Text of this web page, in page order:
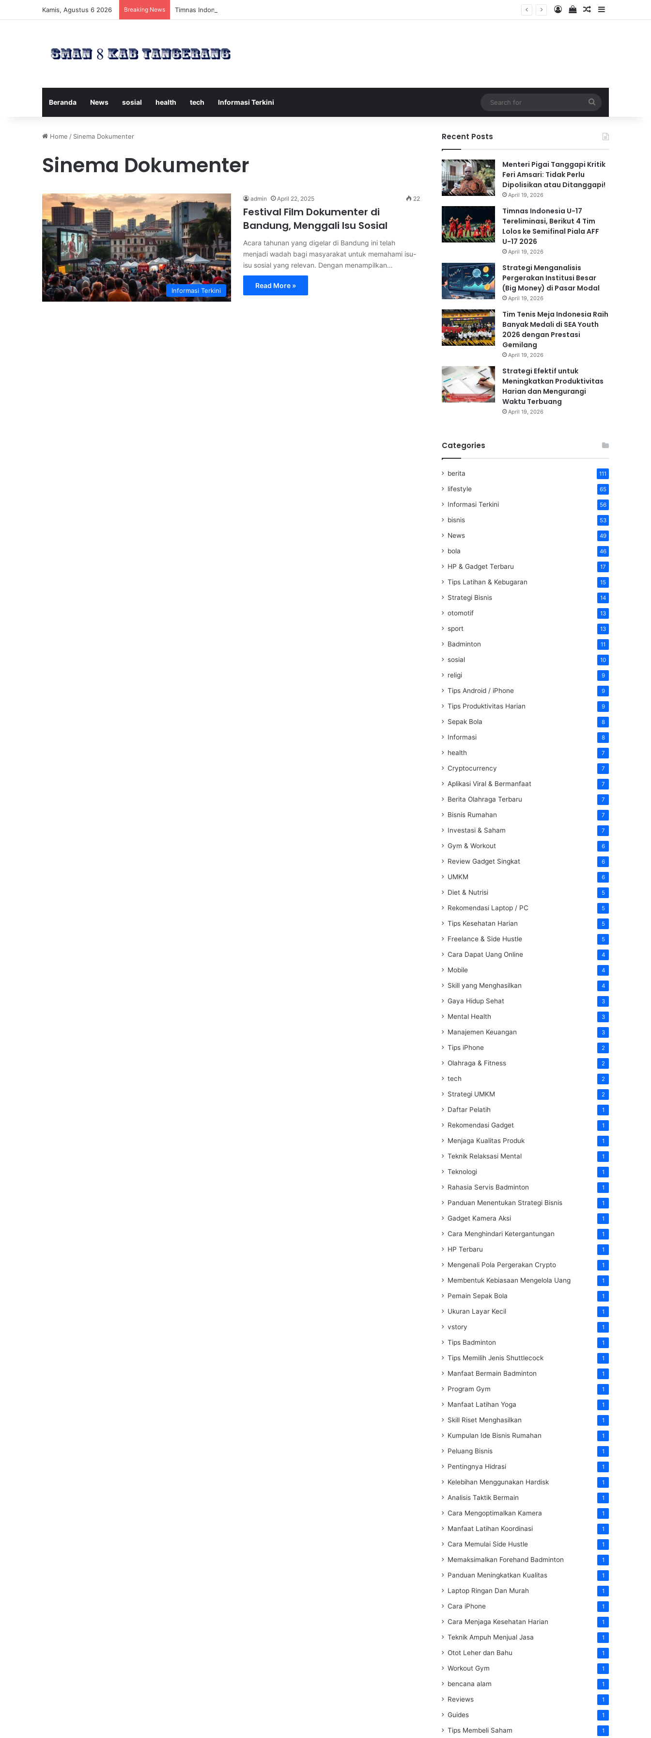
Kamis, Agustus 6 2026 Breaking News Timnas Indonesia U-17 Tereliminasi, Berikut 4 Tim Lolos ke Semifinal Piala AFF U-17 2026 Log InView your
Random Article
Sidebar
Beranda News sosial health tech Informasi Terkini
for
Home / Sinema Dokumenter
Sinema Dokumenter
Informasi Terkini
admin April 22, 2025 22
Festival Film Dokumenter di
Bandung, Menggali Isu Sosial
Acara tahunan yang digelar di Bandung ini telah
menjadi wadah bagi masyarakat untuk memahami isu-
isu sosial yang relevan. Dengan menampilkan…
Read More »
Recent Posts
Menteri Pigai Tanggapi Kritik
Feri Amsari: Tidak Perlu
Dipolisikan atau Ditanggapi!
April 19, 2026
Timnas Indonesia U-17
Tereliminasi, Berikut 4 Tim
Lolos ke Semifinal Piala AFF
U-17 2026
April 19, 2026
Strategi Menganalisis
Pergerakan Institusi Besar
(Big Money) di Pasar Modal
April 19, 2026
Tim Tenis Meja Indonesia Raih
Banyak Medali di SEA Youth
2026 dengan Prestasi
Gemilang
April 19, 2026
Strategi Efektif untuk
Meningkatkan Produktivitas
Harian dan Mengurangi
Waktu Terbuang
April 19, 2026
Categories
berita 111
lifestyle 65
Informasi Terkini 56
bisnis 53
News 49
bola 46
HP & Gadget Terbaru 17
Tips Latihan & Kebugaran 15
Strategi Bisnis 14
otomotif 13
sport 13
Badminton 11
sosial 10
religi 9
Tips Android / iPhone 9
Tips Produktivitas Harian 9
Sepak Bola 8
Informasi 8
health 7
Cryptocurrency 7
Aplikasi Viral & Bermanfaat 7
Berita Olahraga Terbaru 7
Bisnis Rumahan 7
Investasi & Saham 7
Gym & Workout 6
Review Gadget Singkat 6
UMKM 6
Diet & Nutrisi 5
Rekomendasi Laptop / PC 5
Tips Kesehatan Harian 5
Freelance & Side Hustle 5
Cara Dapat Uang Online 4
Mobile 4
Skill yang Menghasilkan 4
Gaya Hidup Sehat 3
Mental Health 3
Manajemen Keuangan 3
Tips iPhone 2
Olahraga & Fitness 2
tech 2
Strategi UMKM 2
Daftar Pelatih 1
Rekomendasi Gadget 1
Menjaga Kualitas Produk 1
Teknik Relaksasi Mental 1
Teknologi 1
Rahasia Servis Badminton 1
Panduan Menentukan Strategi Bisnis 1
Gadget Kamera Aksi 1
Cara Menghindari Ketergantungan 1
HP Terbaru 1
Mengenali Pola Pergerakan Crypto 1
Membentuk Kebiasaan Mengelola Uang 1
Pemain Sepak Bola 1
Ukuran Layar Kecil 1
vstory 1
Tips Badminton 1
Tips Memilih Jenis Shuttlecock 1
Manfaat Bermain Badminton 1
Program Gym 1
Manfaat Latihan Yoga 1
Skill Riset Menghasilkan 1
Kumpulan Ide Bisnis Rumahan 1
Peluang Bisnis 1
Pentingnya Hidrasi 1
Kelebihan Menggunakan Hardisk 1
Analisis Taktik Bermain 1
Cara Mengoptimalkan Kamera 1
Manfaat Latihan Koordinasi 1
Cara Memulai Side Hustle 1
Memaksimalkan Forehand Badminton 1
Panduan Meningkatkan Kualitas 1
Laptop Ringan Dan Murah 1
Cara iPhone 1
Cara Menjaga Kesehatan Harian 1
Teknik Ampuh Menjual Jasa 1
Otot Leher dan Bahu 1
Workout Gym 1
bencana alam 1
Reviews 1
Guides 1
Tips Membeli Saham 1